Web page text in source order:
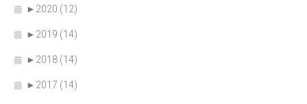
► 2020 (12)
► 2019 (14)
► 2018 (14)
► 2017 (14)